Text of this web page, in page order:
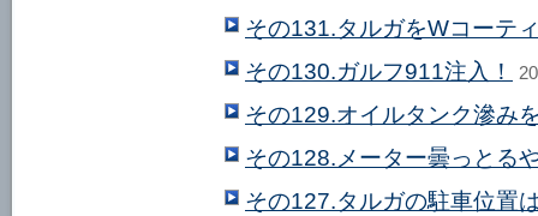
その131.タルガをWコーテ
その130.ガルフ911注入！
その129.オイルタンク滲み
その128.メーター曇っとる
その127.タルガの駐車位置